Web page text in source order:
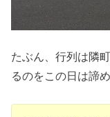
たぶん、行列は隣
るのをこの日は諦め